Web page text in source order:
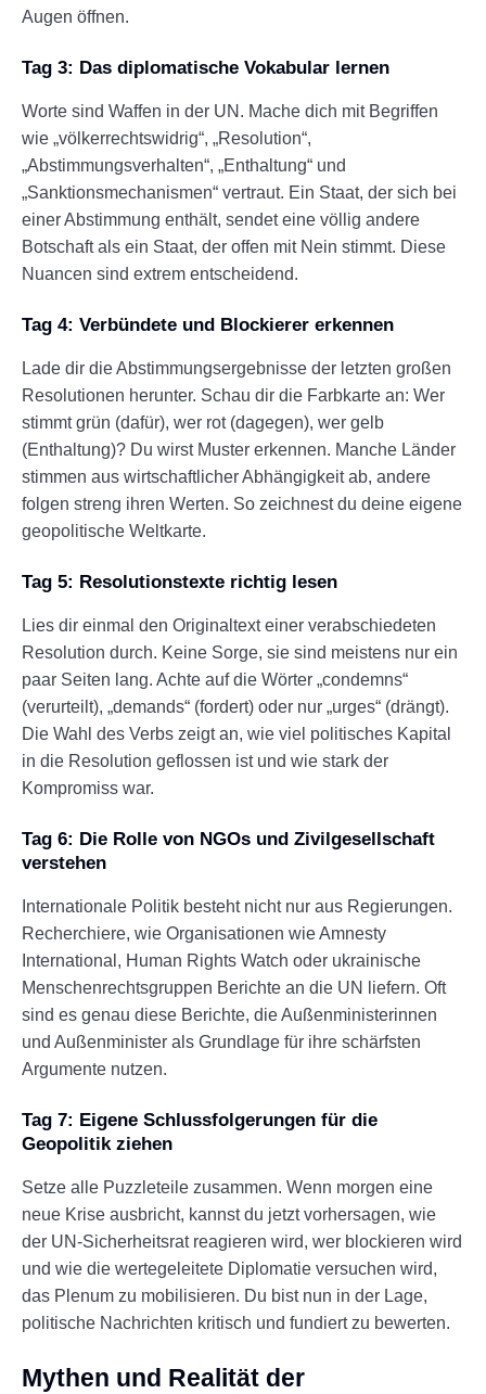
Augen öffnen.
Tag 3: Das diplomatische Vokabular lernen
Worte sind Waffen in der UN. Mache dich mit Begriffen
wie „völkerrechtswidrig“, „Resolution“,
„Abstimmungsverhalten“, „Enthaltung“ und
„Sanktionsmechanismen“ vertraut. Ein Staat, der sich bei
einer Abstimmung enthält, sendet eine völlig andere
Botschaft als ein Staat, der offen mit Nein stimmt. Diese
Nuancen sind extrem entscheidend.
Tag 4: Verbündete und Blockierer erkennen
Lade dir die Abstimmungsergebnisse der letzten großen
Resolutionen herunter. Schau dir die Farbkarte an: Wer
stimmt grün (dafür), wer rot (dagegen), wer gelb
(Enthaltung)? Du wirst Muster erkennen. Manche Länder
stimmen aus wirtschaftlicher Abhängigkeit ab, andere
folgen streng ihren Werten. So zeichnest du deine eigene
geopolitische Weltkarte.
Tag 5: Resolutionstexte richtig lesen
Lies dir einmal den Originaltext einer verabschiedeten
Resolution durch. Keine Sorge, sie sind meistens nur ein
paar Seiten lang. Achte auf die Wörter „condemns“
(verurteilt), „demands“ (fordert) oder nur „urges“ (drängt).
Die Wahl des Verbs zeigt an, wie viel politisches Kapital
in die Resolution geflossen ist und wie stark der
Kompromiss war.
Tag 6: Die Rolle von NGOs und Zivilgesellschaft
verstehen
Internationale Politik besteht nicht nur aus Regierungen.
Recherchiere, wie Organisationen wie Amnesty
International, Human Rights Watch oder ukrainische
Menschenrechtsgruppen Berichte an die UN liefern. Oft
sind es genau diese Berichte, die Außenministerinnen
und Außenminister als Grundlage für ihre schärfsten
Argumente nutzen.
Tag 7: Eigene Schlussfolgerungen für die
Geopolitik ziehen
Setze alle Puzzleteile zusammen. Wenn morgen eine
neue Krise ausbricht, kannst du jetzt vorhersagen, wie
der UN-Sicherheitsrat reagieren wird, wer blockieren wird
und wie die wertegeleitete Diplomatie versuchen wird,
das Plenum zu mobilisieren. Du bist nun in der Lage,
politische Nachrichten kritisch und fundiert zu bewerten.
Mythen und Realität der